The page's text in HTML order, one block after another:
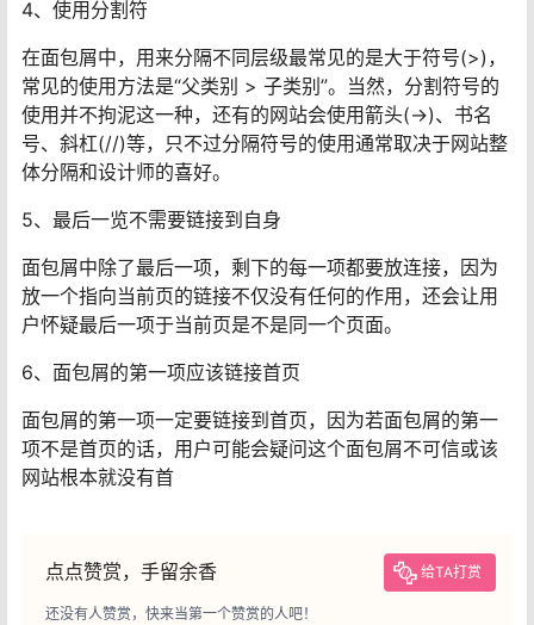
4、使用分割符
在面包屑中，用来分隔不同层级最常见的是大于符号(>)，
常见的使用方法是“父类别 > 子类别”。当然，分割符号的
使用并不拘泥这一种，还有的网站会使用箭头(→)、书名
号、斜杠(//)等，只不过分隔符号的使用通常取决于网站整
体分隔和设计师的喜好。
5、最后一览不需要链接到自身
面包屑中除了最后一项，剩下的每一项都要放连接，因为
放一个指向当前页的链接不仅没有任何的作用，还会让用
户怀疑最后一项于当前页是不是同一个页面。
6、面包屑的第一项应该链接首页
面包屑的第一项一定要链接到首页，因为若面包屑的第一
项不是首页的话，用户可能会疑问这个面包屑不可信或该
网站根本就没有首
点点赞赏，手留余香 给TA打赏
还没有人赞赏，快来当第一个赞赏的人吧！